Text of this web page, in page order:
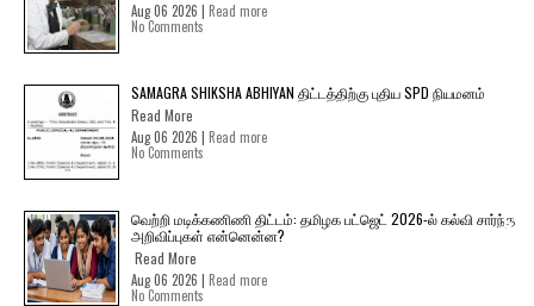
Aug 06 2026 | Read more
No Comments
SAMAGRA SHIKSHA ABHIYAN திட்டத்திற்கு புதிய SPD நியமனம்
Read More
Aug 06 2026 | Read more
No Comments
வெற்றி மடிக்கணிணி திட்டம்: தமிழக பட்ஜெட் 2026-ல் கல்வி சார்ந்த
அறிவிப்புகள் என்னென்ன?
Read More
Aug 06 2026 | Read more
No Comments